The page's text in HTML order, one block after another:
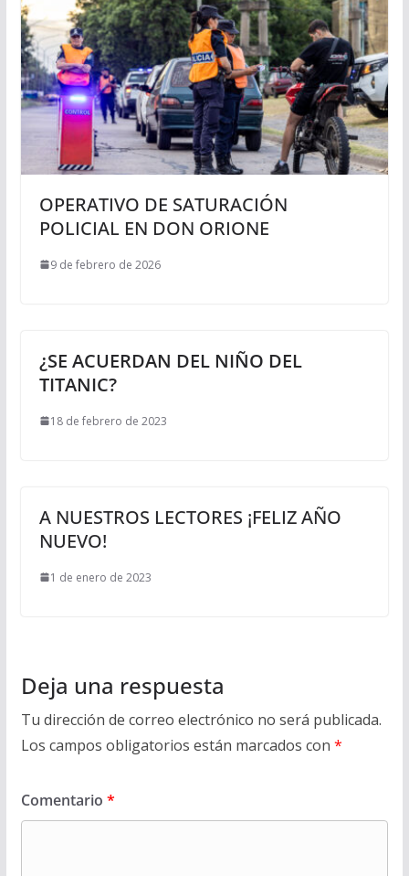
OPERATIVO DE SATURACIÓN
POLICIAL EN DON ORIONE
9 de febrero de 2026
¿SE ACUERDAN DEL NIÑO DEL
TITANIC?
18 de febrero de 2023
A NUESTROS LECTORES ¡FELIZ AÑO
NUEVO!
1 de enero de 2023
Deja una respuesta
Tu dirección de correo electrónico no será publicada.
Los campos obligatorios están marcados con *
Comentario *